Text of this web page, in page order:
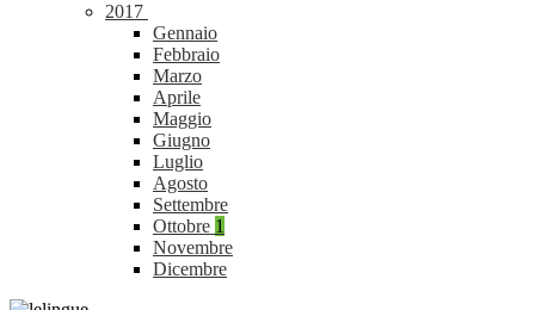
2017
Gennaio
Febbraio
Marzo
Aprile
Maggio
Giugno
Luglio
Agosto
Settembre
Ottobre 1
Novembre
Dicembre